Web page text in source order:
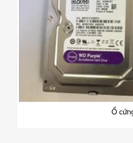
Ổ